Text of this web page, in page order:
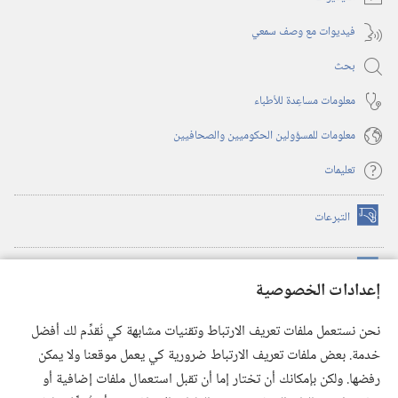
إعدادات الخصوصية
نحن نستعمل ملفات تعريف الارتباط وتقنيات مشابهة كي نُقدِّم لك أفضل
خدمة. بعض ملفات تعريف الارتباط ضرورية كي يعمل موقعنا ولا يمكن
رفضها. ولكن بإمكانك أن تختار إما أن تقبل استعمال ملفات إضافية أو
فيديوات مع وصف سمعي
بحث
معلومات مساعِدة للأطباء
معلومات للمسؤولين الحكوميين والصحافيين
تعليمات
التبرعات (يفتح
نافذة
(يفتح
نافذة
(يفتح
نافذة
جديدة) تطبيق ®
JW Library